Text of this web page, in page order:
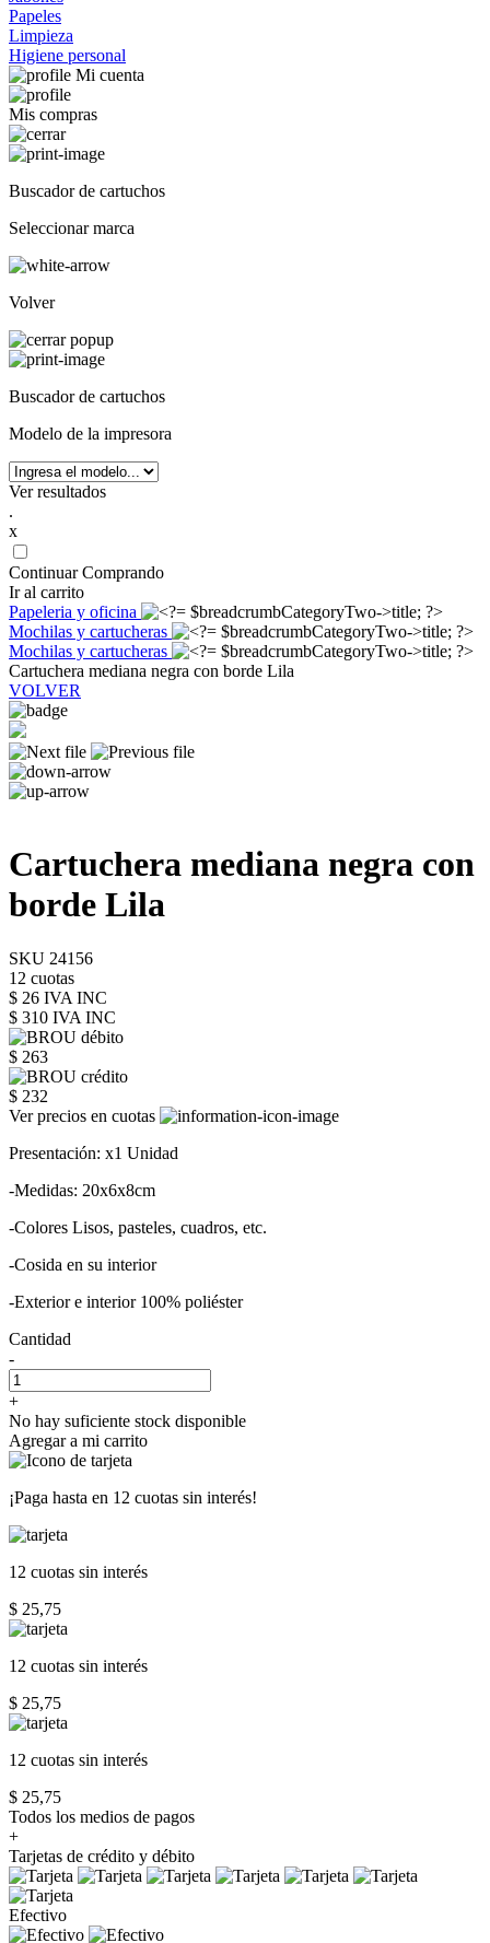
Papeles
Limpieza
Higiene personal
Mi cuenta
Mis compras
Buscador de cartuchos
Seleccionar marca
Volver
Buscador de cartuchos
Modelo de la impresora
Ver resultados
.
x
Continuar Comprando
Ir al carrito
Papeleria y oficina
Mochilas y cartucheras
Mochilas y cartucheras
Cartuchera mediana negra con borde Lila
VOLVER
Cartuchera mediana negra con
borde Lila
SKU 24156
12 cuotas
$ 26 IVA INC
$ 310 IVA INC
$ 263
$ 232
Ver precios en cuotas
Presentación: x1 Unidad
-Medidas: 20x6x8cm
-Colores Lisos, pasteles, cuadros, etc.
-Cosida en su interior
-Exterior e interior 100% poliéster
Cantidad
-
+
No hay suficiente stock disponible
Agregar a mi carrito
¡Paga hasta en 12 cuotas sin interés!
12 cuotas sin interés
$ 25,75
12 cuotas sin interés
$ 25,75
12 cuotas sin interés
$ 25,75
Todos los medios de pagos
+
Tarjetas de crédito y débito
Efectivo